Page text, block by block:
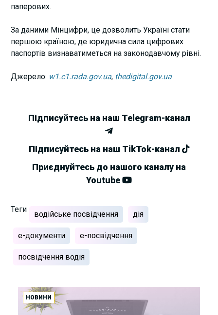
паперових.
За даними Мінцифри, це дозволить Україні стати
першою країною, де юридична сила цифрових
паспортів визнаватиметься на законодавчому рівні.
Джерело: w1.c1.rada.gov.ua, thedigital.gov.ua
Підписуйтесь на наш Telegram-канал
Підписуйтесь на наш TikTok-канал
Приєднуйтесь до нашого каналу на
Youtube
Теги
водійське посвідчення дія
е-документи е-посвідчення
посвідчення водія
НОВИНИ